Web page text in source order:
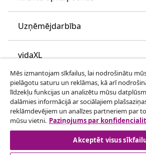
Uzņēmējdarbība
vidaXL
Apskatiet vairāk
Mēs izmantojam sīkfailus, lai nodrošinātu
pielāgotu saturu un reklāmas, kā arī
līdzekļu funkcijas un analizētu mūsu
dalāmies informācijā ar sociālajiem
reklāmdevējiem un analīzes partneriem par
mūsu vietni. Paziņojums par
Akceptēt visus